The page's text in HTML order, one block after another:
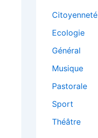
Citoyenneté
Ecologie
Général
Musique
Pastorale
Sport
Théâtre